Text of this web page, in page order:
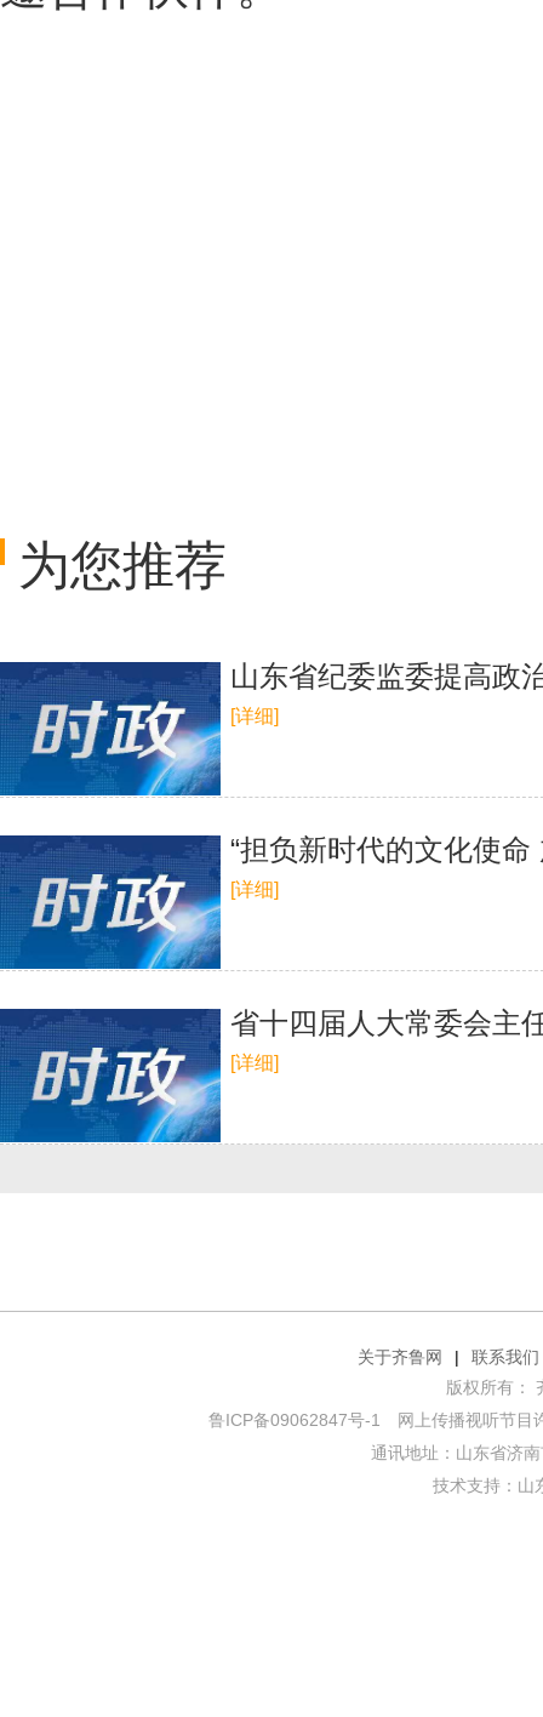
为您推荐
山东省纪委监委提高政
[详细]
“担负新时代的文化使命
[详细]
省十四届人大常委会主
[详细]
关于齐鲁网 |
联系我们
版权所有：
鲁ICP备09062847号-1
网上传播视听节目
通讯地址：山东省济
技术支持： 山